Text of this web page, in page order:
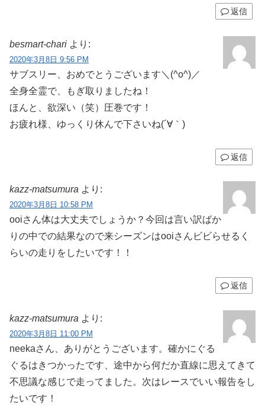
返信
besmart-chari より:
2020年3月8日 9:56 PM
サブスリー、おめでとうございます＼(^o^)／
全身全霊で、もぎ取りましたね！
ほんと、欲深い（笑）圧巻です！
お疲れ様、ゆっくり休んで下さいね(´∀｀)
返信
kazz-matsumura より:
2020年3月8日 10:58 PM
ooiさん体は大丈夫でしょうか？今回は言い訳ばか
りの中での結果なので来シーズンはooiさんビビらせるく
らいの走りをしたいです！！
返信
kazz-matsumura より:
2020年3月8日 11:00 PM
neekaさん、ありがとうございます。確かにぐる
ぐるはきつかったです、途中から何だか直線に思えてきて
不思議な感じで走ってました。次はレースでいい報告をし
たいです！